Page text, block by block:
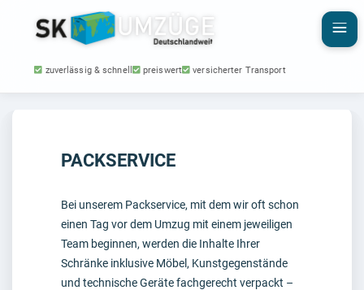
zuverlässig & schnell preiswert versicherter Transport
PACKSERVICE
Bei unserem Packservice, mit dem wir oft schon
einen Tag vor dem Umzug mit einem jeweiligen
Team beginnen, werden die Inhalte Ihrer
Schränke inklusive Möbel, Kunstgegenstände
und technische Geräte fachgerecht verpackt –